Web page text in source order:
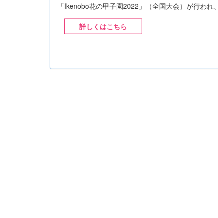
「Ikenobo花の甲子園2022」（全国大会）が行われ
詳しくはこちら